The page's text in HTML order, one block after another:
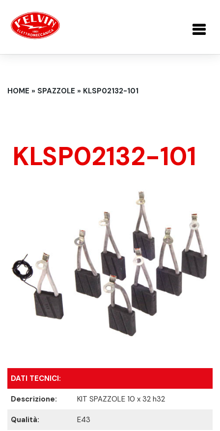
TU SEI QUI
HOME » SPAZZOLE » KLSP02132-101
KLSP02132-101
DATI TECNICI:
Descrizione: KIT SPAZZOLE 10 x 32 h32
Qualità: E43